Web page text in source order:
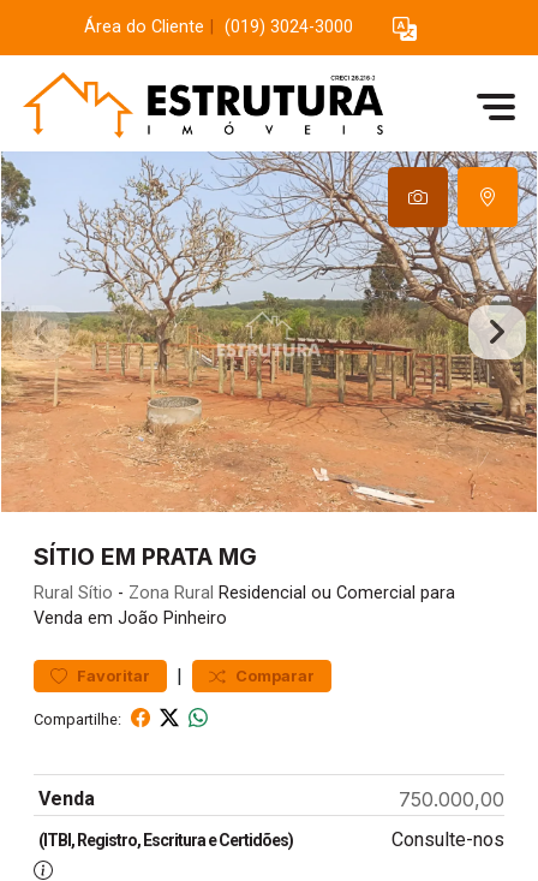
Área do Cliente (019) 3024-3000
SÍTIO EM PRATA MG
Rural Sítio - Zona Rural Residencial ou Comercial para
Venda em João Pinheiro
Favoritar | Comparar
Compartilhe:
Venda 750.000,00
(ITBI, Registro, Escritura e Certidões) Consulte-nos